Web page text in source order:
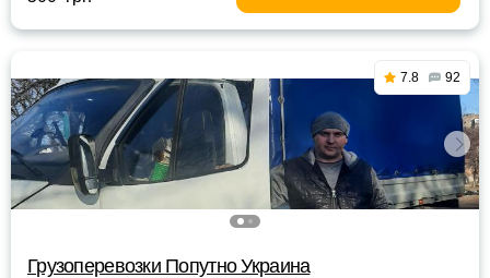
7.8 92
Грузоперевозки Попутно Украина